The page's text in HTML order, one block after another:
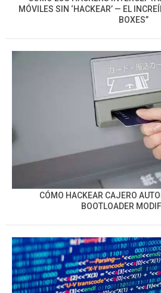
MÓVILES SIN ‘HACKEAR’ — EL
BOXES”
CÓMO HACKEAR CAJERO
BOOTLOADER